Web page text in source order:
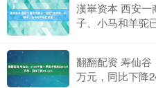
漢崋资本 西安一
子、小马和羊驼
翻翻配资 寿仙谷
万元，同比下降